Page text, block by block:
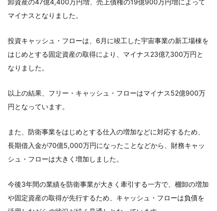
卸資産の47億4,400万円増、売上債権の19億900万円増によって
マイナスとなりました。
投資キャッシュ・フローは、6月に竣工した宇宙事業の新工場棟を
はじめとする固定資産の取得により、マイナス23億7,300万円と
なりました。
以上の結果、フリー・キャッシュ・フローはマイナス52億900万
円となっています。
また、防衛事業をはじめとする仕入の増加などに対応するため、
長期借入金が70億5,000万円になったことなどから、財務キャッ
シュ・フローは大きく増加しました。
今後3年間の業績を防衛事業が大きく牽引する一方で、棚卸の増加
や固定資産の取得が先行するため、キャッシュ・フローは負債を